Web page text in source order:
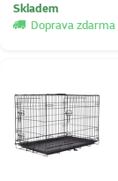
Skladem
Doprava zdarma